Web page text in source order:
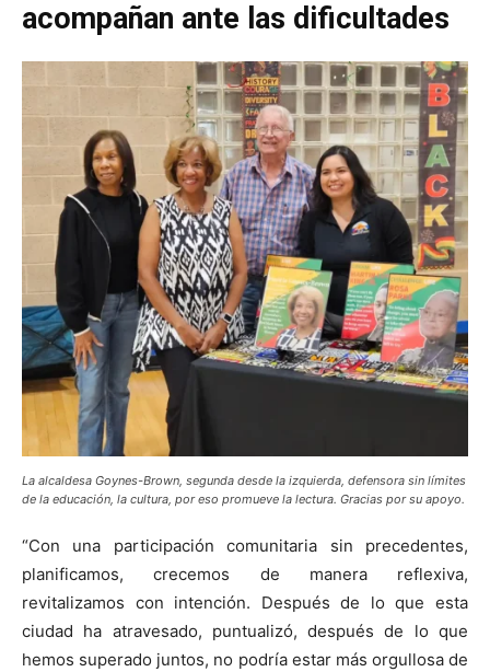
acompañan ante las dificultades
La alcaldesa Goynes-Brown, segunda desde la izquierda, defensora sin límites
de la educación, la cultura, por eso promueve la lectura. Gracias por su apoyo.
“Con una participación comunitaria sin precedentes,
planificamos, crecemos de manera reflexiva,
revitalizamos con intención. Después de lo que esta
ciudad ha atravesado, puntualizó, después de lo que
hemos superado juntos, no podría estar más orgullosa de